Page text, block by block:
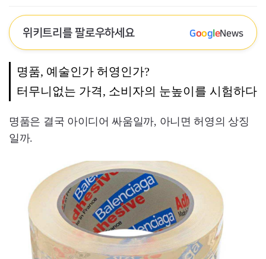
위키트리를 팔로우하세요 GoogleNews
명품, 예술인가 허영인가?
터무니없는 가격, 소비자의 눈높이를 시험하다
명품은 결국 아이디어 싸움일까, 아니면 허영의 상징
일까.